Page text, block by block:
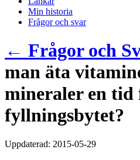
Min historia
Frågor och svar
← Frågor och
man äta
mineraler en tid
fyllningsbytet?
Uppdaterad: 2015-05-29